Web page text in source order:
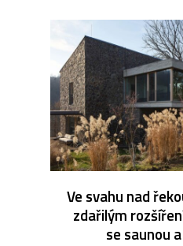
Ve svahu nad
zdařilým
se saunou